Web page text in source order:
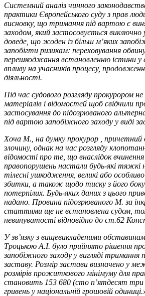
Системний аналіз чинного
практики Європейського суду з прав
висновку, що тримання під вартою є
заходом, який застосовується виключно
доведе, що жоден із більш м’яких
запобігти ризикам: переховування
перешкоджання встановленню істини у
впливу на учасників процесу,
діяльності.
Під час судового розгляду прокурором
матеріалів і відомостей щоб свідчили
застосування до підозрюваного
під вартою запобіжного заходу у виді
Хоча М., на думку прокурор , причетний
злочину, однак на час розгляду
відомості про те, що внаслідок
правопорушень настали будь-які тяжкі
тілесні ушкодження, великі або
збитки, а також щодо тиску з його боку
потерпілих. Будь-яких даних з цього
надано. Провина підозрюваного М. за
статтями ще не встановлена судом,
невинуватості відповідно до ст.62
У зв’язку з вищевикладеними
Троцькою А.І. було прийнято рішення
запобіжного заходу у вигляді тримання
заставу. Розмір застави визначено у
розмірів прожиткового мінімуму для
становить 153 680 (сто п’ятдесят три
гривень у національній грошовій